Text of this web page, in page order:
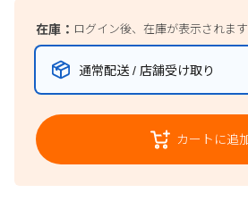
在庫： ログイン後、在庫が表示されます
通常配送 / 店舗受け取り
カートに追